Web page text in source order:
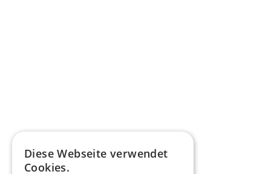
Diese Webseite verwendet
Cookies.